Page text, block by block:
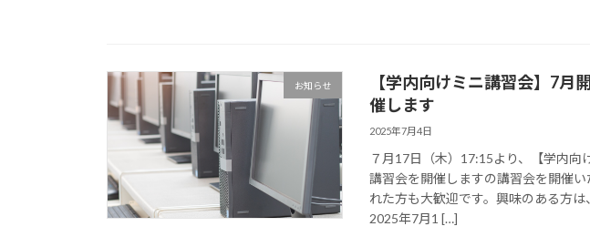
お知らせ
【学内向けミニ講習会】7月
催します
2025年7月4日
７月17日（木）17:15より、【学内向
講習会を開催しますの講習会を開催
れた方も大歓迎です。興味のある方
2025年7月1 […]